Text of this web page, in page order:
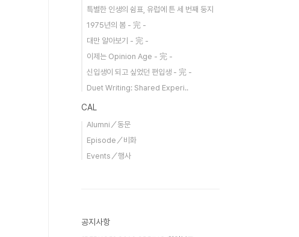
특별한 인생의 쉼표, 유럽에 튼 세 번째 둥지
1975년의 봄 - 完 -
대만 알아보기 - 完 -
이제는 Opinion Age - 完 -
신입생이 되고 싶었던 편입생 - 完 -
Duet Writing: Shared Experi..
CAL
Alumni／동문
Episode／비화
Events／행사
공지사항